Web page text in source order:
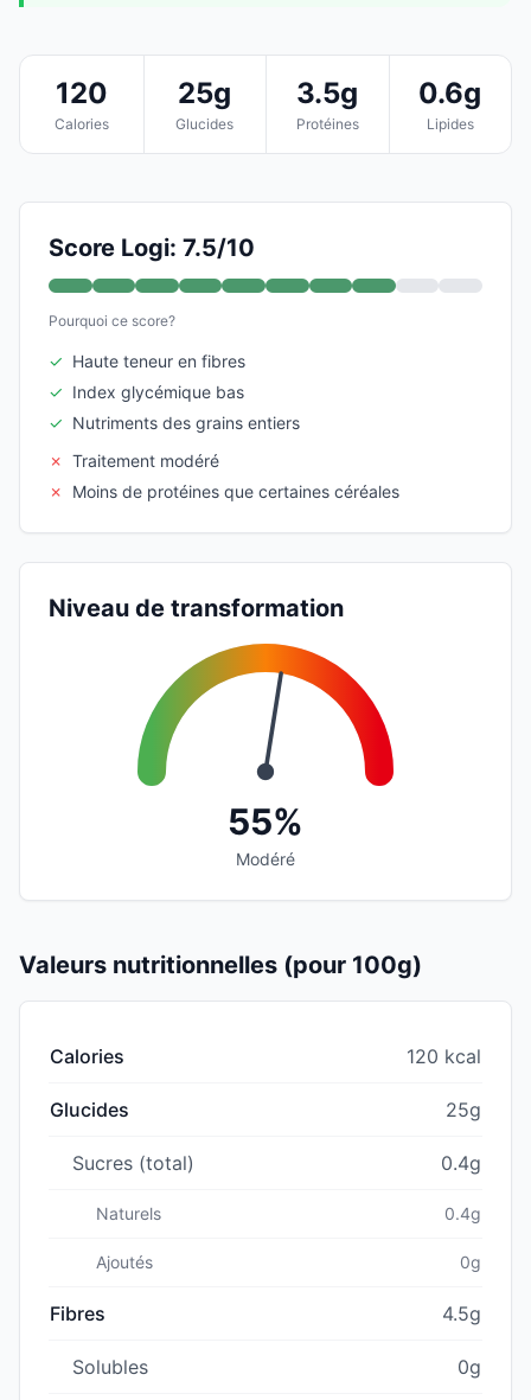
120
Calories
25g
Glucides
3.5g
Protéines
0.6g
Lipides
Score Logi: 7.5/10
Pourquoi ce score?
✓ Haute teneur en fibres
✓ Index glycémique bas
✓ Nutriments des grains entiers
✗ Traitement modéré
✗
Moins de protéines que certaines céréales
Niveau de transformation
55%
Modéré
Valeurs nutritionnelles (pour 100g)
Calories 120 kcal
Glucides 25g
Sucres (total) 0.4g
Naturels 0.4g
Ajoutés 0g
Fibres 4.5g
Solubles 0g